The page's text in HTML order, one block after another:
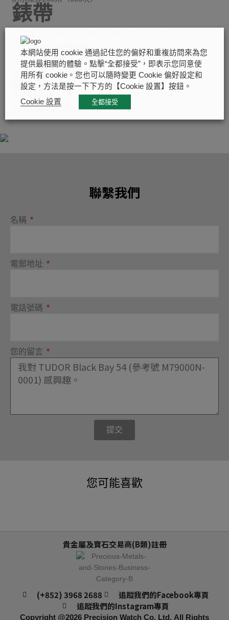
錶帶
上鏈錶冠
精鋼旋入式上鏈錶冠，飾以浮雕帝舵表玫瑰標誌
鏡面
圓拱形藍水晶鏡面
聯繫我們
名稱
電郵地址
電話號碼
您的留言
提交
您可能喜歡
(+852) 3968 2688
追蹤我們的Facebook專頁
追蹤我們的Instagram專頁
Copyright @2026 Precision Watch Co. Ltd.
貴金屬及寶石交易商(B類)註冊
本網站使用 cookie 通過記住您的偏好和重複訪問來為您
提供最相關的體驗。點擊“全都接受”，即表示您同意使
用所有 cookie。您也可以隨時變更 Cookie 偏好設定和
設定，方法是按一下下方的【Cookie 設置】按鈕。
Cookie 設置
全都接受